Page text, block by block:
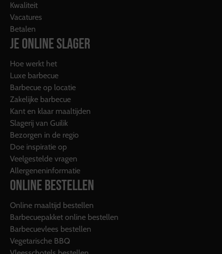
Kwaliteit
Vacatures
Betalen
JE ONLINE SLAGER
Hoe werkt het
Luxe barbecue
Barbecue op locatie
Zakelijke barbecue
Kant en klaar maaltijden
Slagerij van Guilik
Bezorgen in de regio
Doe inspiratie op
Veelgestelde vragen
Allergeneninformatie
ONLINE BESTELLEN
Online maaltijd bestellen
Barbecuepakket online bestellen
Barbecuevlees bestellen
Vegetarische BBQ